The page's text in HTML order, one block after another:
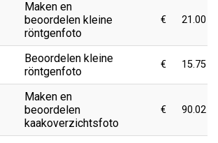
Maken en
beoordelen kleine
röntgenfoto
€ 21.00
Beoordelen kleine
röntgenfoto
€ 15.75
Maken en
beoordelen
kaakoverzichtsfoto
€ 90.02